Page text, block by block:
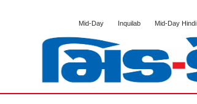
Mid-Day Inquilab Mid-Day Hindi